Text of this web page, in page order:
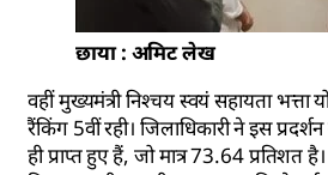
छाया : अमिट लेख
वहीं मुख्यमंत्री निश्चय स्वयं सहायता
रैंकिंग 5वीं रही। जिलाधिकारी ने इस
ही प्राप्त हुए हैं, जो मात्र 73.64